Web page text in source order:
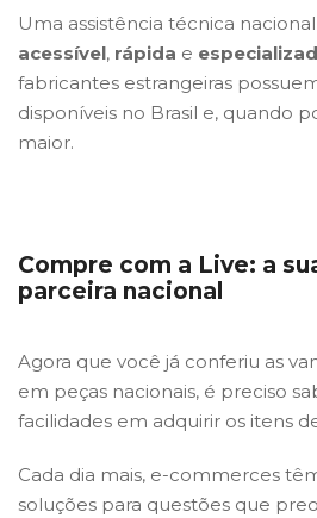
Uma assistência técnica
acessível, rápida e
fabricantes estrangeiras
disponíveis no Brasil e, quando
maior.
Compre com a Live: a
parceira nacional
Agora que você já conferiu as
em peças nacionais, é preciso
facilidades em adquirir os itens
Cada dia mais, e-commerces
soluções para questões que